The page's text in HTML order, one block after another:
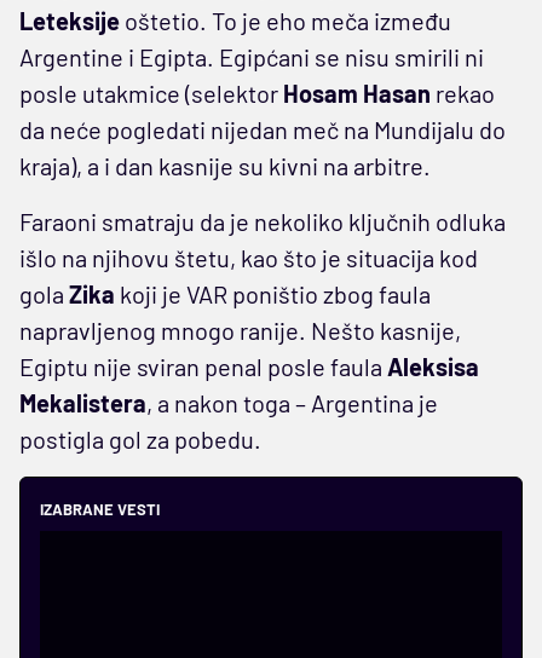
Leteksije oštetio. To je eho meča između
Argentine i Egipta. Egipćani se nisu smirili ni
posle utakmice (selektor Hosam Hasan rekao
da neće pogledati nijedan meč na Mundijalu do
kraja), a i dan kasnije su kivni na arbitre.
Faraoni smatraju da je nekoliko ključnih odluka
išlo na njihovu štetu, kao što je situacija kod
gola Zika koji je VAR poništio zbog faula
napravljenog mnogo ranije. Nešto kasnije,
Egiptu nije sviran penal posle faula Aleksisa
Mekalistera, a nakon toga – Argentina je
postigla gol za pobedu.
IZABRANE VESTI